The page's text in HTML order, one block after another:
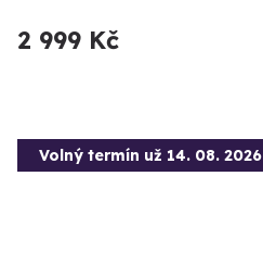
2 999 Kč
Volný termín už 14. 08. 2026